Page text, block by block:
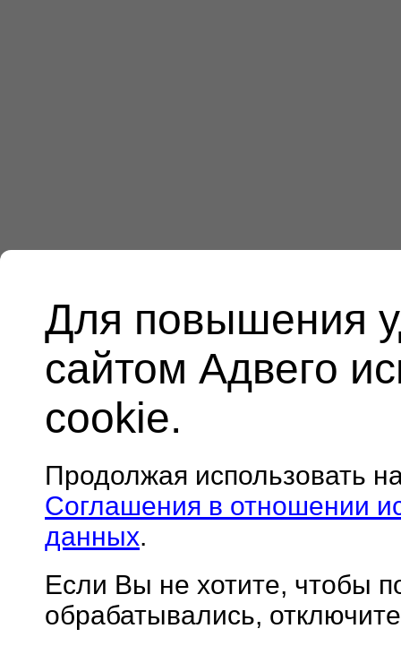
Для повышения
сайтом Адвего
cookie.
Продолжая использовать
Соглашения в отношении
данных.
Если Вы не хотите, чтобы
обрабатывались,